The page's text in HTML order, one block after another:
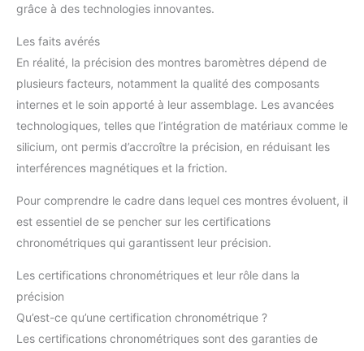
grâce à des technologies innovantes.
Les faits avérés
En réalité, la précision des montres baromètres dépend de
plusieurs facteurs, notamment la qualité des composants
internes et le soin apporté à leur assemblage. Les avancées
technologiques, telles que l’intégration de matériaux comme le
silicium, ont permis d’accroître la précision, en réduisant les
interférences magnétiques et la friction.
Pour comprendre le cadre dans lequel ces montres évoluent, il
est essentiel de se pencher sur les certifications
chronométriques qui garantissent leur précision.
Les certifications chronométriques et leur rôle dans la
précision
Qu’est-ce qu’une certification chronométrique ?
Les certifications chronométriques sont des garanties de